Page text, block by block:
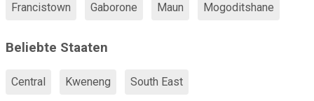
Francistown Gaborone Maun Mogoditshane
Beliebte Staaten
Central Kweneng South East